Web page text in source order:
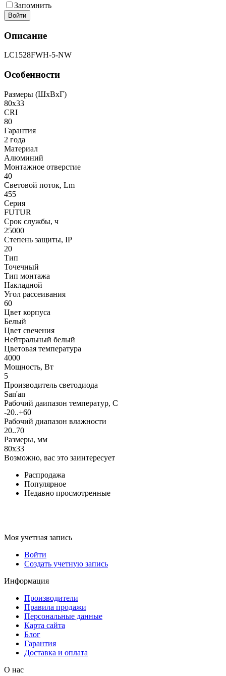
Запомнить
Войти
Описание
LC1528FWH-5-NW
Особенности
Размеры (ШxВxГ)
80x33
CRI
80
Гарантия
2 года
Материал
Алюминий
Монтажное отверстие
40
Световой поток, Lm
455
Серия
FUTUR
Срок службы, ч
25000
Степень защиты, IP
20
Тип
Точечный
Тип монтажа
Накладной
Угол рассеивания
60
Цвет корпуса
Белый
Цвет свечения
Нейтральный белый
Цветовая температура
4000
Мощность, Вт
5
Производитель светодиода
San'an
Рабочий даипазон температур, С
-20..+60
Рабочий диапазон влажности
20..70
Размеры, мм
80x33
Возможно, вас это заинтересует
Распродажа
Популярное
Недавно просмотренные
Моя учетная запись
Войти
Создать учетную запись
Информация
Производители
Правила продажи
Персональные данные
Карта сайта
Блог
Гарантия
Доставка и оплата
О нас